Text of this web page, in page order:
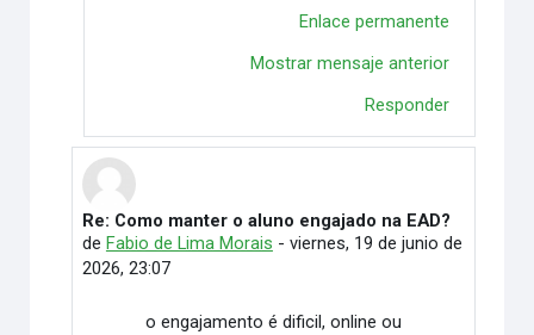
Enlace permanente
Mostrar mensaje anterior
Responder
En respuesta a Vitória Duarte Wingert
Re: Como manter o aluno engajado na EAD?
de Fabio de Lima Morais - viernes, 19 de junio de
2026, 23:07
o engajamento é dificil, online ou